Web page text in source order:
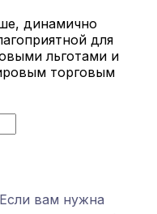
динамично
для
льготами и
торговым
вам нужна